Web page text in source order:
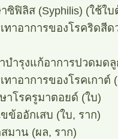
ซิฟิลิส (Syphilis) (ใช้ใ
ทาอาการของโรคริดสีด
บำรุงแก้อาการปวดมด
ทาอาการของโรคเกาต์
าโรครูมาตอยด์ (ใบ)
ข้ออักเสบ (ใบ, ราก)
มาน (ผล, ราก)